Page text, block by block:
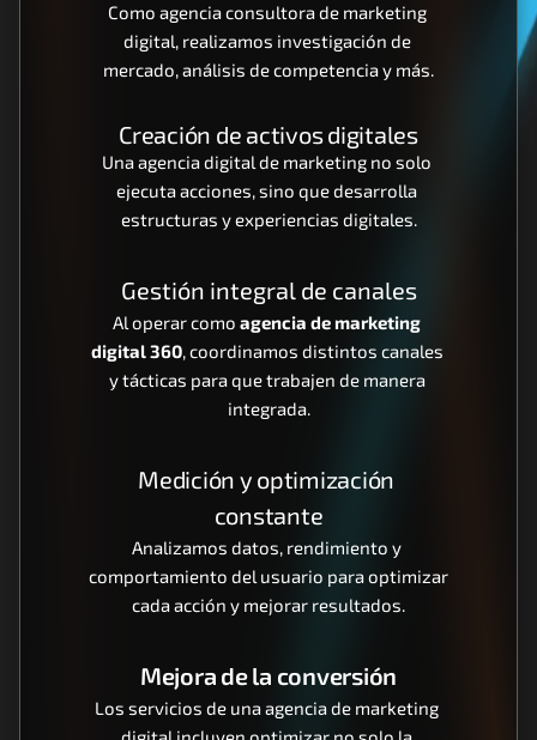
Como agencia consultora de marketing
digital, realizamos investigación de
mercado, análisis de competencia y más.
Creación de activos digitales
Una agencia digital de marketing no solo
ejecuta acciones, sino que desarrolla
estructuras y experiencias digitales.
Gestión integral de canales
Al operar como agencia de marketing
digital 360, coordinamos distintos canales
y tácticas para que trabajen de manera
integrada.
Medición y optimización
constante
Analizamos datos, rendimiento y
comportamiento del usuario para optimizar
cada acción y mejorar resultados.
Mejora de la conversión
Los servicios de una agencia de marketing